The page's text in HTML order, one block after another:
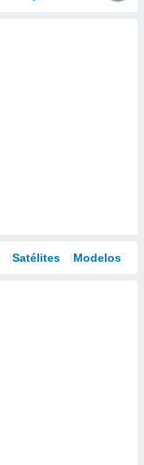
Satélites Modelos